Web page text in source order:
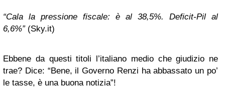
“Cala la pressione fiscale: è al 38,5%. Deficit-Pil al
6,6%”(Sky.it)
Ebbene da questi titoli l’italiano medio che giudizio ne
trae? Dice: “Bene, il Governo Renzi ha abbassato un po’
le tasse, è una buona notizia”!